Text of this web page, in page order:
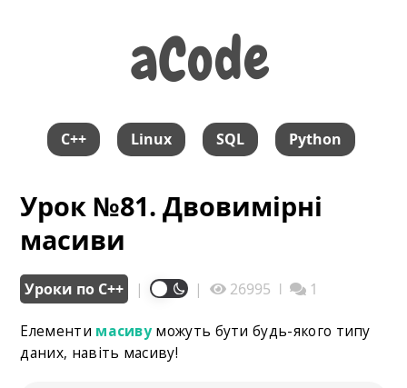
aCode
aCode
C++ Linux SQL Python
Урок №81. Двовимірні
масиви
Уроки по С++ | | 26995 ǀ 1
Елементи масивуможуть бути будь-якого типу
даних, навіть масиву!